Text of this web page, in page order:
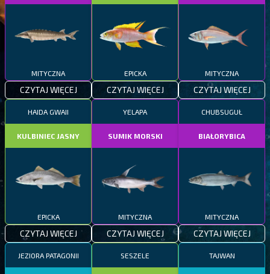
MITYCZNA
CZYTAJ WIĘCEJ
EPICKA
CZYTAJ WIĘCEJ
MITYCZNA
CZYTAJ WIĘCEJ
HAIDA GWAII
KULBINIEC JASNY
EPICKA
CZYTAJ WIĘCEJ
YELAPA
SUMIK MORSKI
MITYCZNA
CZYTAJ WIĘCEJ
CHUBSUGUŁ
BIAŁORYBICA
MITYCZNA
CZYTAJ WIĘCEJ
JEZIORA PATAGONII SESZELE TAJWAN